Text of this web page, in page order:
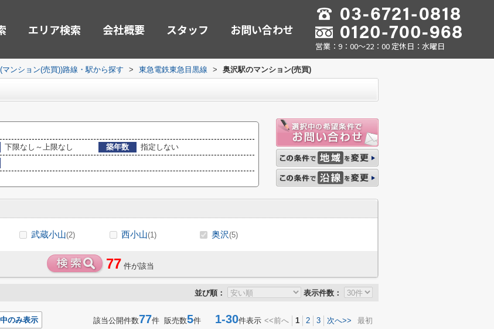
エリア検索 会社概要 スタッフ お問い合わせ
営業：9：00～22：00 定休日：水曜日
(マンション(売買))路線・駅から探す > 東急電鉄東急目黒線 > 奥沢駅のマンション(売買)
下限なし～上限なし 築年数
指定しない
武蔵小山(2) 西小山(1) 奥沢(5)
77 件が該当
並び順： 表示件数：
のみ表示 該当公開件数77件 販売数5件 1-30件表示 <<前へ 1 2 3 次へ>> 最初